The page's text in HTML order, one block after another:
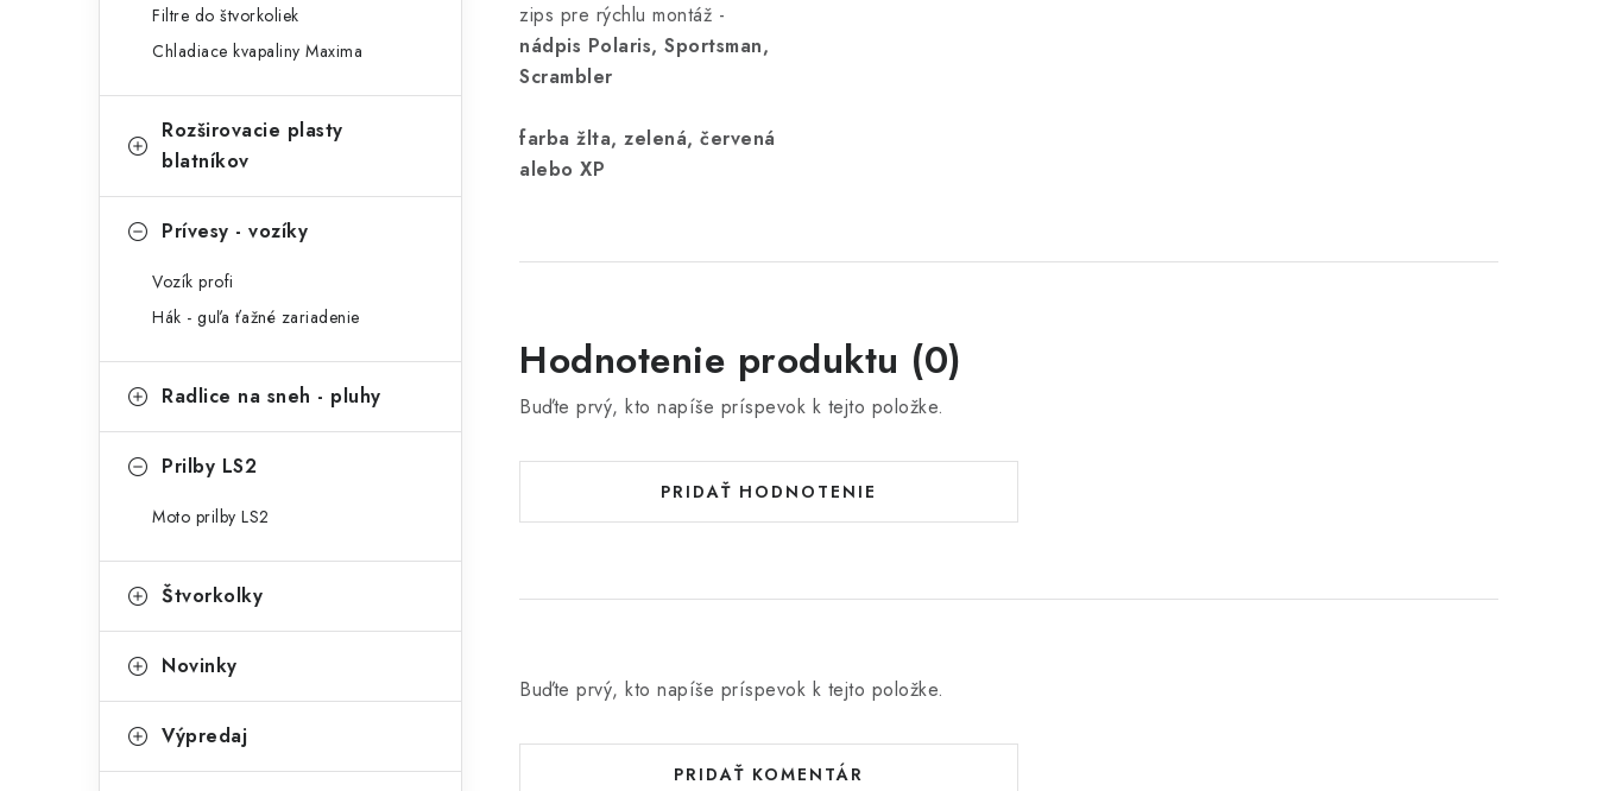
Filtre do štvorkoliek
Chladiace kvapaliny Maxima
Rozširovacie plasty
blatníkov
Prívesy - vozíky
Vozík profi
Hák - guľa ťažné zariadenie
Radlice na sneh - pluhy
Prilby LS2
Moto prilby LS2
Štvorkolky
Novinky
Výpredaj
zips pre rýchlu montáž -
nádpis Polaris, Sportsman,
Scrambler
farba žlta, zelená, červená
alebo XP
Hodnotenie produktu (0)
Buďte prvý, kto napíše príspevok k tejto položke.
PRIDAŤ HODNOTENIE
Buďte prvý, kto napíše príspevok k tejto položke.
PRIDAŤ KOMENTÁR